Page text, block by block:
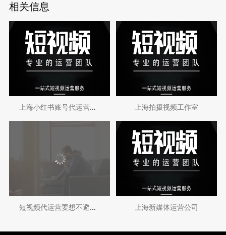
相关信息
上海小红书账号代运营团队 上海拍摄视频工作室
短视频代运营要想不避坑何不看一下这篇文章 上海新媒体运营公司